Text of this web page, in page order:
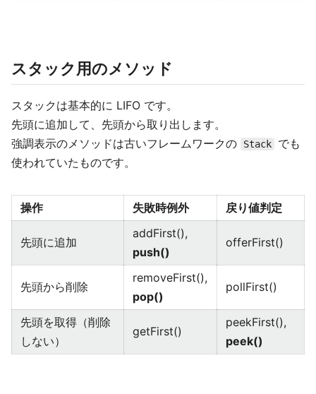
スタック用のメソッド
スタックは基本的に LIFO です。
先頭に追加して、先頭から取り出します。
強調表示のメソッドは古いフレームワークの
Stack
でも
使われていたものです。
操作 失敗時例外 戻り値判定
先頭に追加
addFirst(),
push()
offerFirst()
先頭から削除
removeFirst(),
pop()
pollFirst()
先頭を取得（削除
しない）
getFirst()
peekFirst(),
peek()